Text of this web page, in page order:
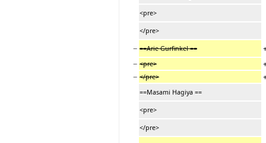
<pre>
</pre>
− ==Arie Gurfinkel ==
− <pre>
− </pre>
==Masami Hagiya ==
<pre>
</pre>